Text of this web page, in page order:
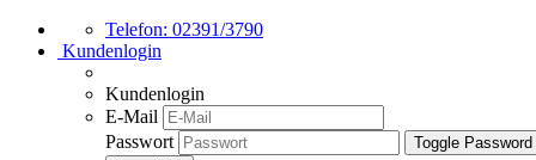
Telefon: 02391/3790
Kundenlogin
Kundenlogin
E-Mail
Passwort
Toggle